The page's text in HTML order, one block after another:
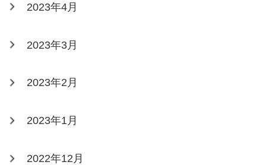
2023年4月
2023年3月
2023年2月
2023年1月
2022年12月